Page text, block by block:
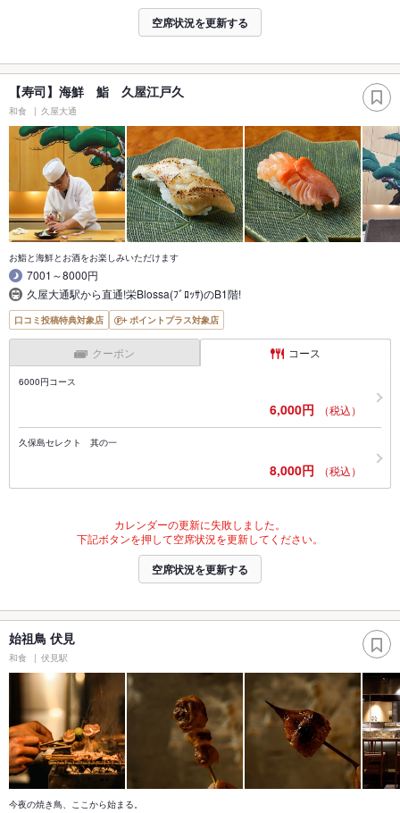
空席状況を更新する
【寿司】海鮮 鮨 久屋江戸久
和食 久屋大通
お鮨と海鮮とお酒をお楽しみいただけます
7001～8000円
久屋大通駅から直通!栄Blossa(ﾌﾞﾛｯｻ)のB1階!
口コミ投稿特典対象店 ポイントプラス対象店
クーポン コース
6000円コース
6,000円 （税込）
久保島セレクト 其の一
8,000円 （税込）
カレンダーの更新に失敗しました。
下記ボタンを押して空席状況を更新してください。
空席状況を更新する
始祖鳥 伏見
和食 伏見駅
今夜の焼き鳥、ここから始まる。